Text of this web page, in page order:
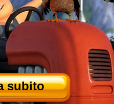
subito